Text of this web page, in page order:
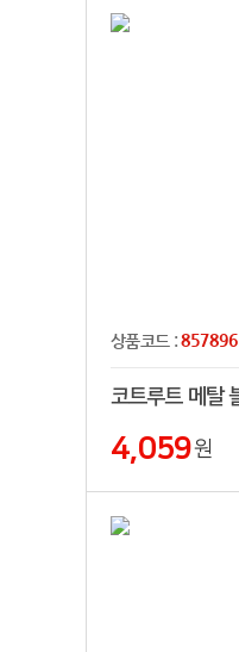
상품코드 :857896
4,059원